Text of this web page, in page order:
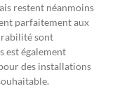
restent néanmoins
parfaitement aux
sont
est également
des installations